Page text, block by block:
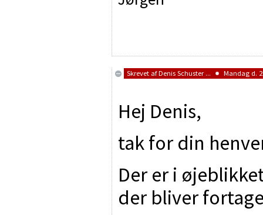
Skrevet afDenis Schuster ... Mandag d.
Hej Denis,
tak for din
Der er i
der bliver